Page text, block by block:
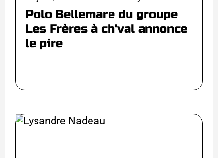
Polo Bellemare du groupe
Les Frères à ch'val annonce
le pire